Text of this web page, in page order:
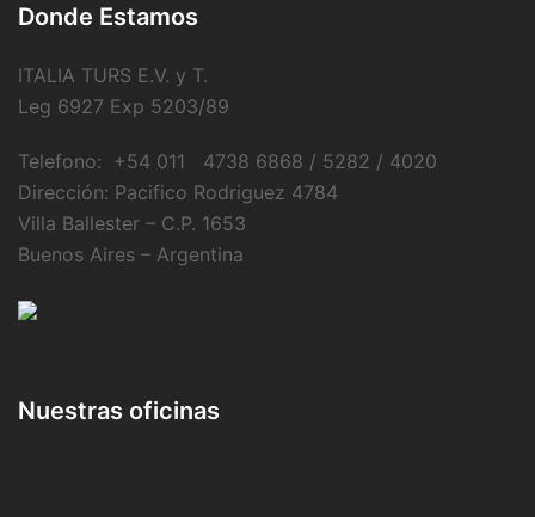
Donde Estamos
ITALIA TURS E.V. y T.
Leg 6927 Exp 5203/89
Telefono: +54 011 4738 6868 / 5282 / 4020
Dirección: Pacifico Rodriguez 4784
Villa Ballester – C.P. 1653
Buenos Aires – Argentina
Nuestras oficinas